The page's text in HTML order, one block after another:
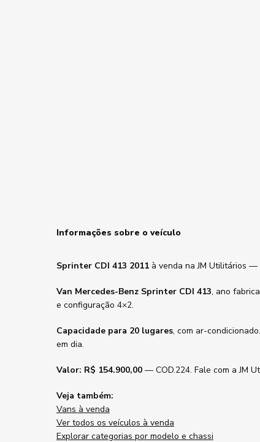
Informações sobre o veículo
Sprinter CDI 413 2011 à venda na JM Utilitários —
Van Mercedes-Benz Sprinter CDI 413, ano
e configuração 4×2.
Capacidade para 20 lugares, com ar-
em dia.
Valor: R$ 154.900,00 — COD.224. Fale com a JM
Veja também:
Vans à venda
Ver todos os veículos à venda
Explorar categorias por modelo e chassi